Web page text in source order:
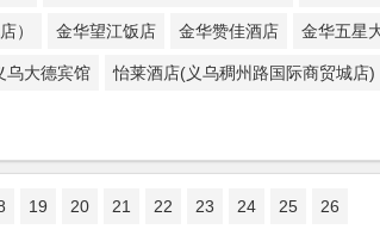
） 金华望江饭店 金华赞佳酒店 金华五星
乌大德宾馆 怡莱酒店(义乌稠州路国际商贸城店)
19 20 21 22 23 24 25 26